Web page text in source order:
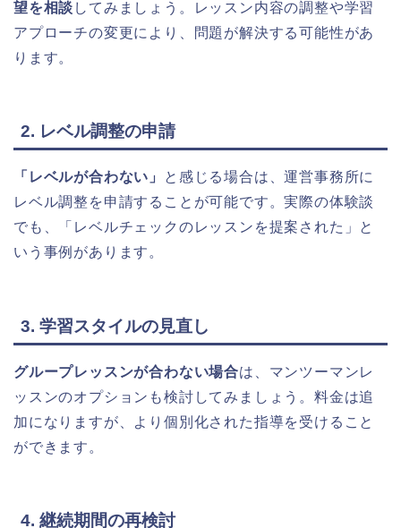
望を相談 してみましょう。レッスン内容の調整や学習
アプローチの変更により、問題が解決する可能性があ
ります。
2. レベル調整の申請
「レベルが合わない」
と感じる場合は、運営事務所に
レベル調整を申請することが可能です。実際の体験談
でも、「レベルチェックのレッスンを提案された」と
いう事例があります。
3. 学習スタイルの見直し
グループレッスンが合わない場合は、マンツーマンレ
ッスンのオプションも検討してみましょう。料金は追
加になりますが、より個別化された指導を受けること
ができます。
4. 継続期間の再検討